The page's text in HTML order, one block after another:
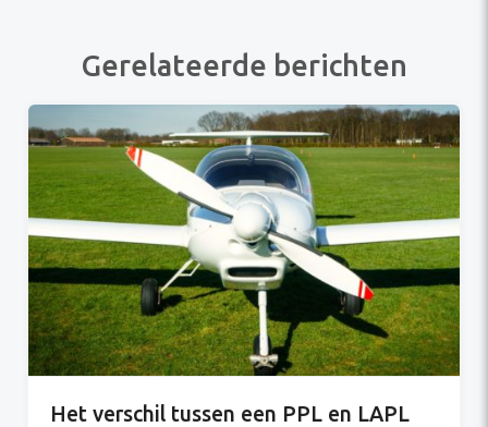
Gerelateerde berichten
Het verschil tussen een PPL en LAPL